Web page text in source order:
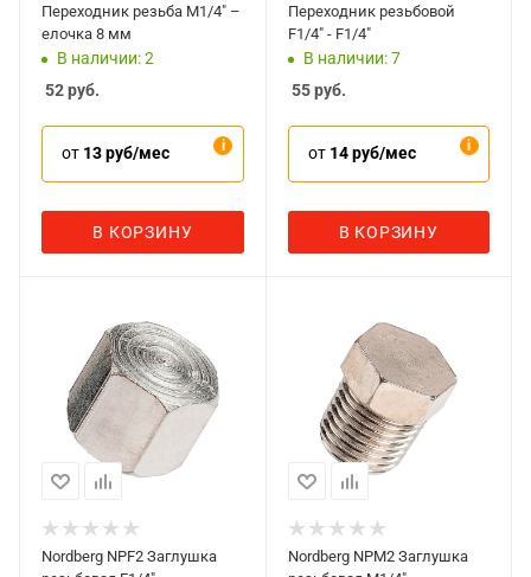
Переходник резьба M1/4" –
елочка 8 мм
В наличии: 2
52руб.
от 13 руб/мес
В КОРЗИНУ
Переходник резьбовой
F1/4" - F1/4"
В наличии: 7
55руб.
от 14 руб/мес
В КОРЗИНУ
Nordberg NPF2 Заглушка
Nordberg NPM2 Заглушка